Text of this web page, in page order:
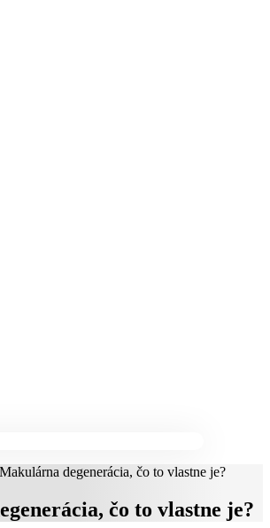
Makulárna degenerácia, čo to vlastne je?
čo to vlastne je?